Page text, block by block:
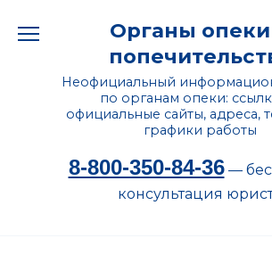
Органы
Неофициальный
по органам опеки:
официальные сайты, адреса,
графики работы
8-800-350-84-36—
консультация